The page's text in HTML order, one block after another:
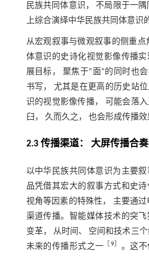
民族共同体意识， 不局限于一
上综合演绎中华民族共同体意识
从宏观叙事与微观叙事的侧重点
体意识的史诗化视觉影像传播
展目标， 聚焦于“面”的同时也
书写， 尤其是在更高的历史站
识的视觉影像传播， 可能会落
臼， 久而久之， 也会形成传播效
2.3 传播渠道： 大屏传播合
以中华民族共同体意识为主要
品凭借其宏大的叙事方式和史
视角等因素的特殊性， 主要通
渠道传播。智能媒体技术的突
变革， 从时间、 空间和技术三
未来的传播形式之一
9］ 。这不